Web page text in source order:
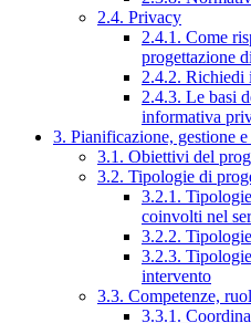
2.4. Privacy
2.4.1. Come
progettazione
2.4.2. Richiedi
2.4.3. Le basi
informativa
3. Pianificazione, gestione e
3.1. Obiettivi del
3.2. Tipologie di
3.2.1.
coinvolti nel
3.2.2.
3.2.3.
intervento
3.3. Competenze,
3.3.1.